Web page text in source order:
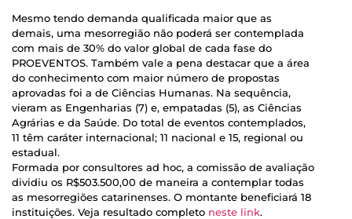
Mesmo tendo demanda qualificada maior que as
demais, uma mesorregião não poderá ser contemplada
com mais de 30% do valor global de cada fase do
PROEVENTOS. Também vale a pena destacar que a área
do conhecimento com maior número de propostas
aprovadas foi a de Ciências Humanas. Na sequência,
vieram as Engenharias (7) e, empatadas (5), as Ciências
Agrárias e da Saúde. Do total de eventos contemplados,
11 têm caráter internacional; 11 nacional e 15, regional ou
estadual.
Formada por consultores ad hoc, a comissão de avaliação
dividiu os R$503.500,00 de maneira a contemplar todas
as mesorregiões catarinenses. O montante beneficiará 18
instituições. Veja resultado completo neste link.